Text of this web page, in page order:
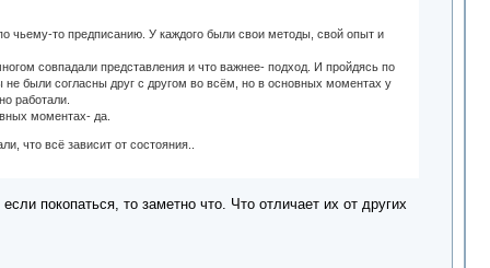
чьему-то предписанию. У каждого были свои методы, свой опыт и
совпадали представления и что важнее- подход. И пройдясь по
были согласны друг с другом во всём, но в основных моментах у
работали.
моментах- да.
что всё зависит от состояния..
покопаться, то заметно что. Что отличает их от других